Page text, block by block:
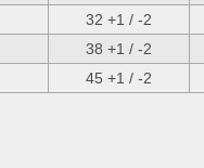
32 +1 / -2
38 +1 / -2
45 +1 / -2